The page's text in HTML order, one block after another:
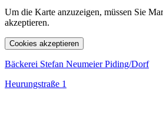
Um die Karte anzuzeigen, müssen Sie
akzeptieren.
Cookies akzeptieren
Bäckerei Stefan Neumeier Piding/Dorf
Heurungstraße 1